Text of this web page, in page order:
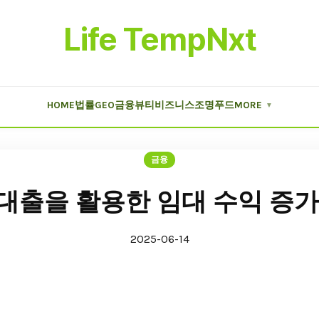
Life TempNxt
HOME법률GEO금융뷰티 비즈니스조명푸드MORE ▼
금융
출을 활용한 임대 수익 증
2025-06-14